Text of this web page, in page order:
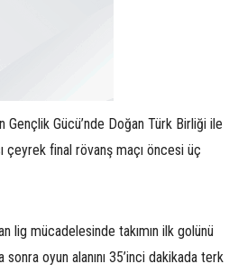
Gücü’nde Doğan Türk Birliği ile
çeyrek final rövanş maçı öncesi üç
lig mücadelesinde takımın ilk golünü
oyun alanını 35’inci dakikada terk